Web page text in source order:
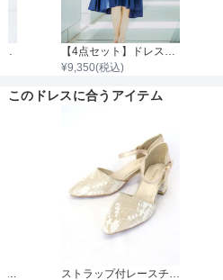
¥9,350(税込)
このドレスに合うアイテム